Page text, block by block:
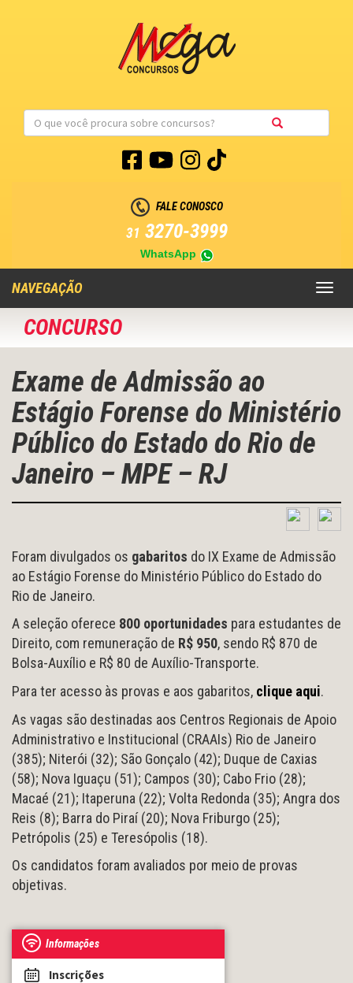
FALE CONOSCO
31 3270-3999
WhatsApp
Toggle
NAVEGAÇÃO
CONCURSO
Exame de Admissão ao
Estágio Forense do Ministério
Público do Estado do Rio de
Janeiro – MPE – RJ
Foram divulgados os gabaritos do IX Exame de Admissão
ao Estágio Forense do Ministério Público do Estado do
Rio de Janeiro.
A seleção oferece 800 oportunidades para estudantes de
Direito, com remuneração de R$ 950, sendo R$ 870 de
Bolsa-Auxílio e R$ 80 de Auxílio-Transporte.
Para ter acesso às provas e aos gabaritos, clique aqui.
As vagas são destinadas aos Centros Regionais de Apoio
Administrativo e Institucional (CRAAIs) Rio de Janeiro
(385); Niterói (32); São Gonçalo (42); Duque de Caxias
(58); Nova Iguaçu (51); Campos (30); Cabo Frio (28);
Macaé (21); Itaperuna (22); Volta Redonda (35); Angra dos
Reis (8); Barra do Piraí (20); Nova Friburgo (25);
Petrópolis (25) e Teresópolis (18).
Os candidatos foram avaliados por meio de provas
objetivas.
Informações
Inscrições